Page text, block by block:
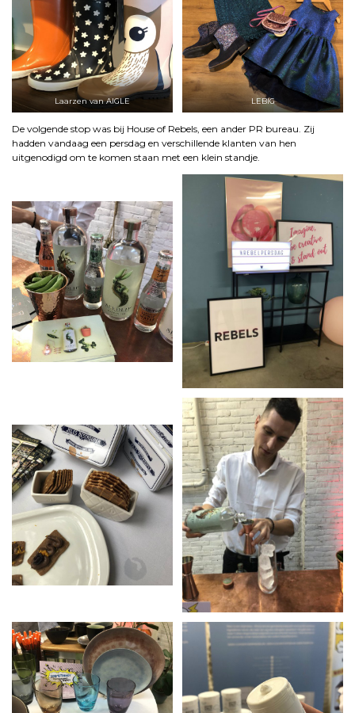
Laarzen van AIGLE LEBIG
De volgende stop was bij House of Rebels, een ander PR bureau. Zij
hadden vandaag een persdag en verschillende klanten van hen
uitgenodigd om te komen staan met een klein standje.